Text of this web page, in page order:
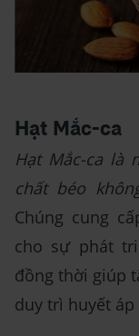
Hạt Mắc-ca
Hạt Mắc-ca là
chất béo
Chúng cung
cho sự phát
đồng thời giúp
duy trì huyết